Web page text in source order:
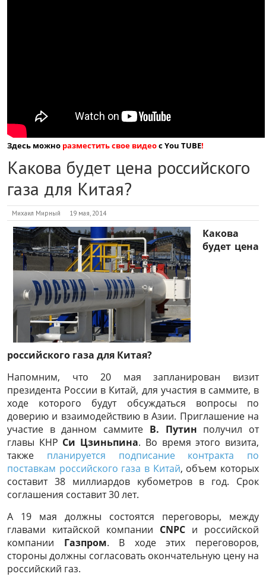
Здесь можно разместить свое видеос You TUBE!
Какова будет цена российского
газа для Китая?
Михаил Мирный 19 мая, 2014
Какова
будет цена
российского газа для Китая?
Напомним, что 20 мая запланирован визит
президента России в Китай, для участия в саммите, в
ходе которого будут обсуждаться вопросы по
доверию и взаимодействию в Азии. Приглашение на
участие в данном саммите В. Путин получил от
главы КНР Си Цзиньпина. Во время этого визита,
также планируется подписание контракта по
поставкам российского газа в Китай, объем которых
составит 38 миллиардов кубометров в год. Срок
соглашения составит 30 лет.
А 19 мая должны состоятся переговоры, между
главами китайской компании CNPC и российской
компании Газпром. В ходе этих переговоров,
стороны должны согласовать окончательную цену на
российский газ.